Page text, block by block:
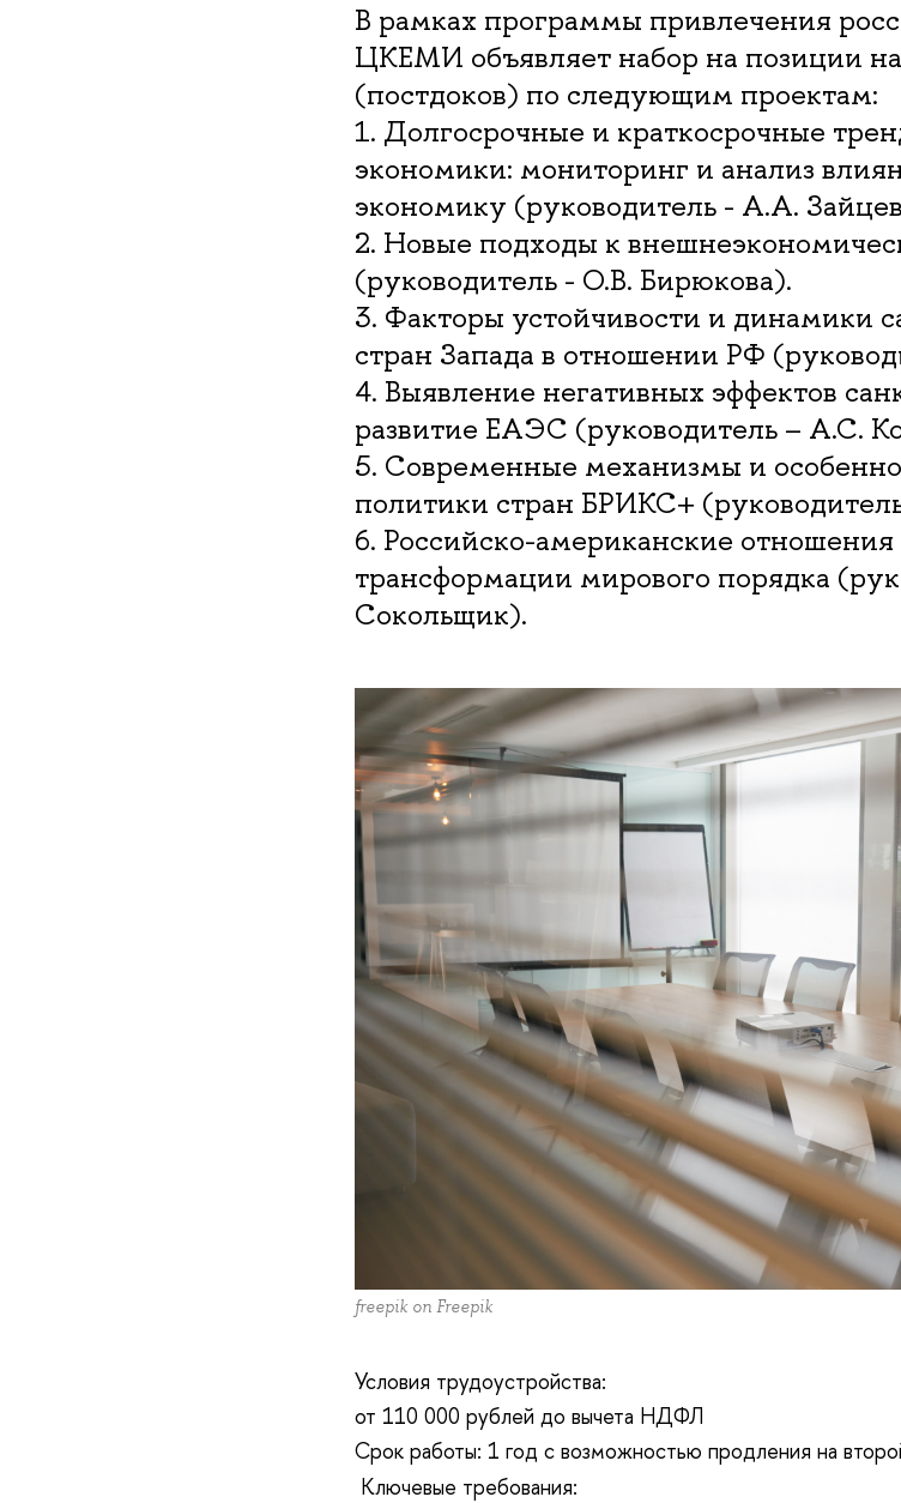
В рамках программы привлечения
ЦКЕМИ объявляет набор на позиции
(постдоков) по следующим проектам:
1. Долгосрочные и краткосрочные
экономики: мониторинг и анализ
экономику (руководитель - А.А.
2. Новые подходы к
(руководитель - О.В. Бирюкова).
3. Факторы устойчивости и динамики
стран Запада в отношении РФ
4. Выявление негативных эффектов
развитие ЕАЭС (руководитель – А.С.
5. Современные механизмы и
политики стран БРИКС+
6. Российско-американские отношения
трансформации мирового порядка
Сокольщик).
freepik on Freepik
Условия трудоустройства:
от 110 000 рублей до вычета НДФЛ
Срок работы: 1 год с возможностью продления на
Ключевые требования: